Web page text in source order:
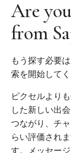
Are
from
もう探す必要
索を開始して
ピクセルより
した新しい出
つながり、チ
らい評価され